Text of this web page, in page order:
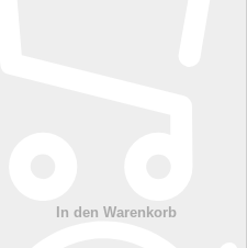
In den Warenkorb